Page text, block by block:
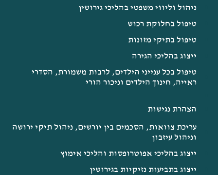
ניהול וליווי משפטי בהליכי גירושין
טיפול בחלוקת רכוש
טיפול בתיקי מזונות
ייצוג בהליכי הגירה
טיפול בכל ענייני הילדים, לרבות משמורת, הסדרי
ראייה, חינוך הילדים וניכור הורי​
הצהרת נגישות
עריכת צוואות, הסכמים בין יורשים, ניהול תיקי ירושה
וניהול עיזבון​
ייצוג בהליכי אפוטרופסות והליכי אימוץ
ייצוג בתביעות נזיקיות בגירושין